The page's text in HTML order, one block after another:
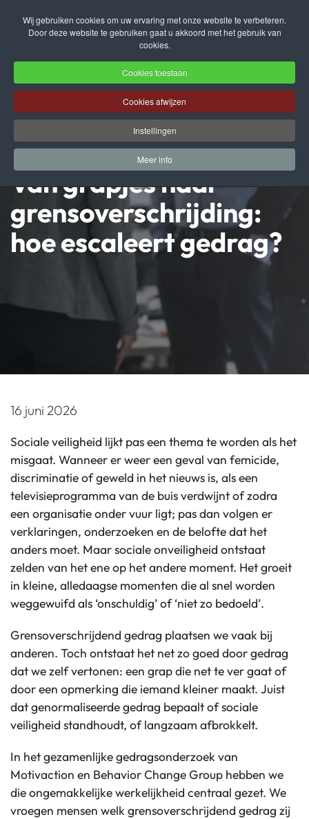
Wij gebruiken cookies om uw ervaring met onze website te verbeteren.
Door deze website te gebruiken gaat u akkoord met het gebruik van
cookies.
Cookies toestaan
Cookies afwijzen
Instellingen
Meer info
Terug naar hoofdinhoud
Van grapjes naar
grensoverschrijding:
hoe escaleert gedrag?
16 juni 2026
Sociale veiligheid lijkt pas een thema te worden als het
misgaat. Wanneer er weer een geval van femicide,
discriminatie of geweld in het nieuws is, als een
televisieprogramma van de buis verdwijnt of zodra
een organisatie onder vuur ligt; pas dan volgen er
verklaringen, onderzoeken en de belofte dat het
anders moet. Maar sociale onveiligheid ontstaat
zelden van het ene op het andere moment. Het groeit
in kleine, alledaagse momenten die al snel worden
weggewuifd als ‘onschuldig’ of ‘niet zo bedoeld’.
Grensoverschrijdend gedrag plaatsen we vaak bij
anderen. Toch ontstaat het net zo goed door gedrag
dat we zelf vertonen: een grap die net te ver gaat of
door een opmerking die iemand kleiner maakt. Juist
dat genormaliseerde gedrag bepaalt of sociale
veiligheid standhoudt, of langzaam afbrokkelt.
In het gezamenlijke gedragsonderzoek van
Motivaction en Behavior Change Group hebben we
die ongemakkelijke werkelijkheid centraal gezet. We
vroegen mensen welk grensoverschrijdend gedrag zij